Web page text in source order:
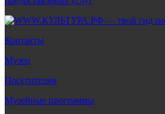
Контакты
Музеи
Посетителям
Музейные программы